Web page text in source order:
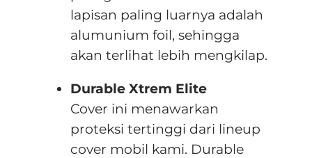
lapisan paling luarnya adalah
alumunium foil, sehingga
akan terlihat lebih mengkilap.
Durable Xtrem Elite
Cover ini menawarkan
proteksi tertinggi dari lineup
cover mobil kami. Durable